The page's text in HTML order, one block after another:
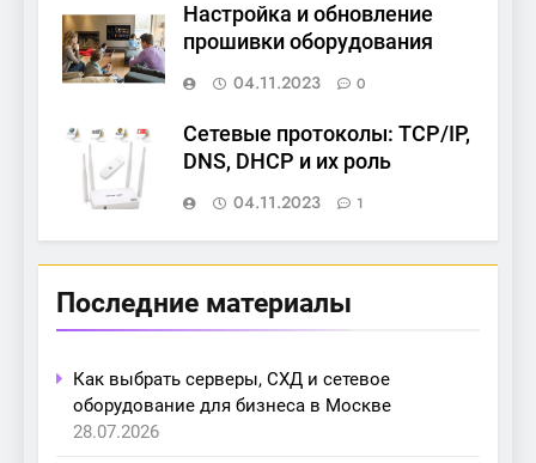
Настройка и обновление
прошивки оборудования
04.11.2023
0
Сетевые протоколы: TCP/IP,
DNS, DHCP и их роль
04.11.2023
1
Последние материалы
Как выбрать серверы, СХД и сетевое
оборудование для бизнеса в Москве
28.07.2026